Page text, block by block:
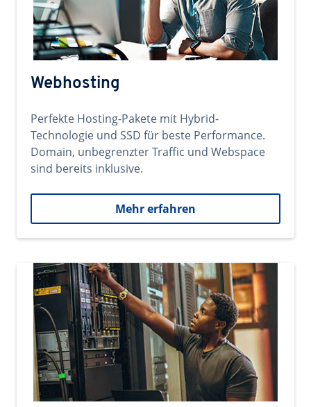
Webhosting
Perfekte Hosting-Pakete mit Hybrid-
Technologie und SSD für beste Performance.
Domain, unbegrenzter Traffic und Webspace
sind bereits inklusive.
Mehr erfahren